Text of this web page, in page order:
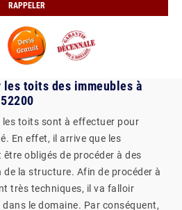
les toits des immeubles à
toits sont à effectuer pour
En effet, il arrive que les
obligés de procéder à des
la structure. Afin de procéder à
très techniques, il va falloir
le domaine. Par conséquent,